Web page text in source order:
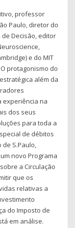
professor
Paulo, diretor do
de Decisão, editor
e do MIT
protagonismo do
além da
experiência na
dos seus
para toda a
de débitos
de S.Paulo,
novo Programa
a Circulação
que os
relativas a
do Imposto de
em análise.